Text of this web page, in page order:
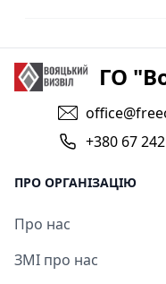
ГО
+380 67
ПРО ОРГАНІЗАЦІЮ
Про нас
ЗМІ про нас